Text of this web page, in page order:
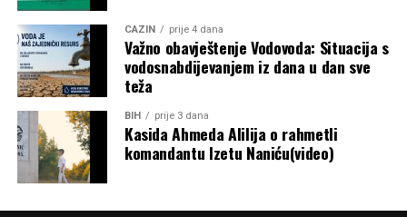
CAZIN prije 4 dana
Važno obavještenje Vodovoda: Situacija s
vodosnabdijevanjem iz dana u dan sve
teža
BIH prije 3 dana
Kasida Ahmeda Alilija o rahmetli
komandantu Izetu Naniću(video)